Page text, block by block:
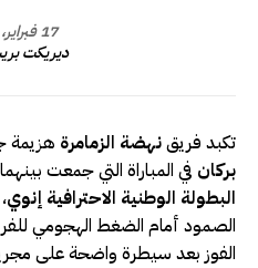
17 فبراير، 2025
ديريكت
تكبد فريقنهضة الزمامرة هزيمة
بركان في المباراة التي جمعت
البطولة الوطنية الاحترافية إنوي
الصمود أمام الضغط الهجومي
الفوز بعد سيطرة واضحة على